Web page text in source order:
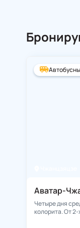
Аватар-
Четыре дня
колорита. От 2-